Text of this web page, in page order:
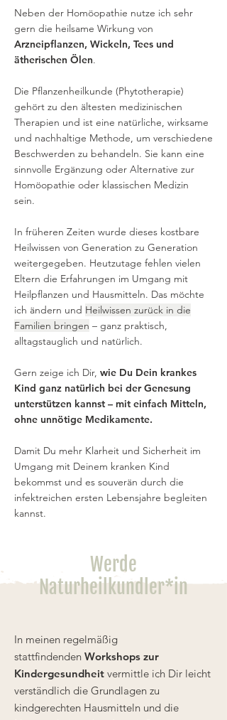
Neben der Homöopathie nutze ich sehr
gern die heilsame Wirkung von
Arzneipflanzen, Wickeln, Tees und
ätherischen Ölen.
Die Pflanzenheilkunde (Phytotherapie)
gehört zu den ältesten medizinischen
Therapien und ist eine natürliche, wirksame
und nachhaltige Methode, um verschiedene
Beschwerden zu behandeln. Sie kann eine
sinnvolle Ergänzung oder Alternative zur
Homöopathie oder klassischen Medizin
sein.
In früheren Zeiten wurde dieses kostbare
Heilwissen von Generation zu Generation
weitergegeben. Heutzutage fehlen vielen
Eltern die Erfahrungen im Umgang mit
Heilpflanzen und Hausmitteln. Das möchte
ich ändern und Heilwissen zurück in die
Familien bringen – ganz praktisch,
alltagstauglich und natürlich.
Gern zeige ich Dir, wie Du Dein krankes
Kind ganz natürlich bei der Genesung
unterstützen kannst – mit einfach Mitteln,
ohne unnötige Medikamente.
Damit Du mehr Klarheit und Sicherheit im
Umgang mit Deinem kranken Kind
bekommst und es souverän durch die
infektreichen ersten Lebensjahre begleiten
kannst.
Werde
Naturheilkundler*in
In meinen regelmäßig
stattfindenden Workshops zur
Kindergesundheit vermittle ich Dir leicht
verständlich die Grundlagen zu
kindgerechten Hausmitteln und die